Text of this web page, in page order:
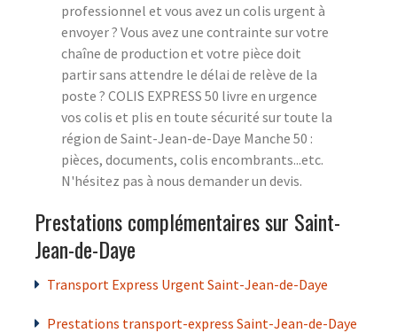
professionnel et vous avez un colis urgent à
envoyer ? Vous avez une contrainte sur votre
chaîne de production et votre pièce doit
partir sans attendre le délai de relève de la
poste ? COLIS EXPRESS 50 livre en urgence
vos colis et plis en toute sécurité sur toute la
région de Saint-Jean-de-Daye Manche 50 :
pièces, documents, colis encombrants...etc.
N'hésitez pas à nous demander un devis.
Prestations complémentaires sur Saint-
Jean-de-Daye
Transport Express Urgent Saint-Jean-de-Daye
Prestations transport-express Saint-Jean-de-Daye